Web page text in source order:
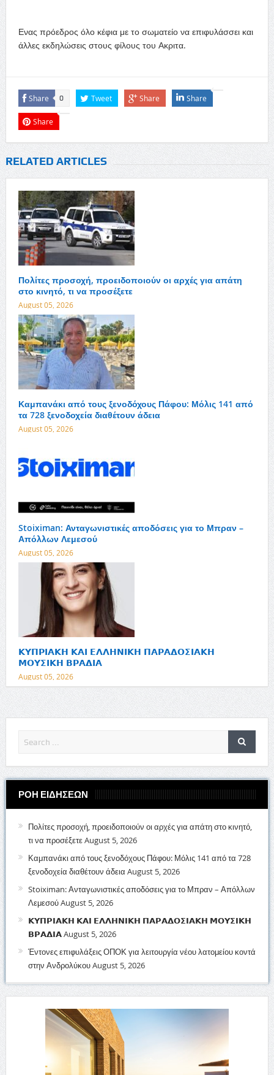
Ενας πρόεδρος όλο κέφια με το σωματείο να επιφυλάσσει και
άλλες εκδηλώσεις στους φίλους του Ακριτα.
Share 0 Tweet Share Share
Share
RELATED ARTICLES
Πολίτες προσοχή, προειδοποιούν οι αρχές για απάτη
στο κινητό, τι να προσέξετε
August 05, 2026
Καμπανάκι από τους ξενοδόχους Πάφου: Μόλις 141 από
τα 728 ξενοδοχεία διαθέτουν άδεια
August 05, 2026
Stoiximan: Ανταγωνιστικές αποδόσεις για το Μπραν –
Απόλλων Λεμεσού
August 05, 2026
𝝟𝝪𝝥𝝦𝝞𝝖𝝟𝝜 𝝟𝝖𝝞 𝝚𝝠𝝠𝝜𝝢𝝞𝝟𝝜 𝝥𝝖𝝦𝝖𝝙𝝤𝝨𝝞𝝖𝝟𝝜
𝝡𝝤𝝪𝝨𝝞𝝟𝝜 𝝗𝝦𝝖𝝙𝝞𝝖
August 05, 2026
ΡΟΗ ΕΙΔΗΣΕΩΝ
Πολίτες προσοχή, προειδοποιούν οι αρχές για απάτη στο κινητό,
τι να προσέξετεAugust 5, 2026
Καμπανάκι από τους ξενοδόχους Πάφου: Μόλις 141 από τα 728
ξενοδοχεία διαθέτουν άδεια August 5, 2026
Stoiximan: Ανταγωνιστικές αποδόσεις για το Μπραν – Απόλλων
ΛεμεσούAugust 5, 2026
𝝟𝝪𝝥𝝦𝝞𝝖𝝟𝝜 𝝟𝝖𝝞 𝝚𝝠𝝠𝝜𝝢𝝞𝝟𝝜 𝝥𝝖𝝦𝝖𝝙𝝤𝝨𝝞𝝖𝝟𝝜 𝝡𝝤𝝪𝝨𝝞𝝟𝝜
𝝗𝝦𝝖𝝙𝝞𝝖August 5, 2026
Έντονες επιφυλάξεις ΟΠΟΚ για λειτουργία νέου λατομείου κοντά
στην ΑνδρολύκουAugust 5, 2026